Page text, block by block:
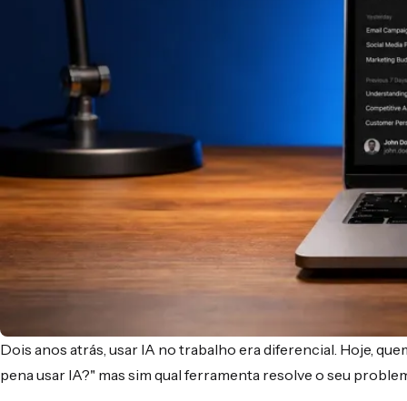
Dois anos atrás, usar IA no trabalho era diferencial. Hoje,
pena usar IA?" mas sim qual ferramenta resolve o seu